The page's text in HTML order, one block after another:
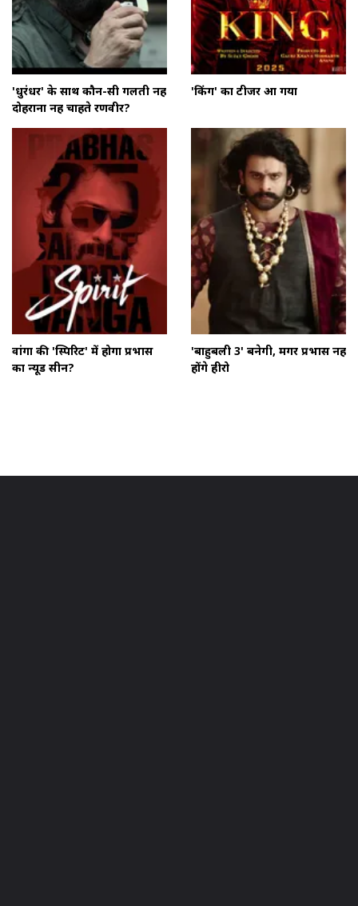
'धुरंधर' के साथ कौन-सी गलती नहीं
दोहराना नहीं चाहते रणवीर?
'किंग' का टीजर आ गया
वांगा की 'स्पिरिट' में होगा प्रभास
का न्यूड सीन?
'बाहुबली 3' बनेगी, मगर प्रभास नहीं
होंगे हीरो